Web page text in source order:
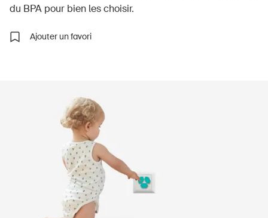
École
Postes vacants
du BPA pour bien les choisir.
Ajouter un favori